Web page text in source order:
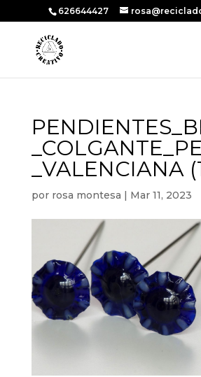
626644427
_VALENCIANA
por rosa montesa | Mar 11, 2023